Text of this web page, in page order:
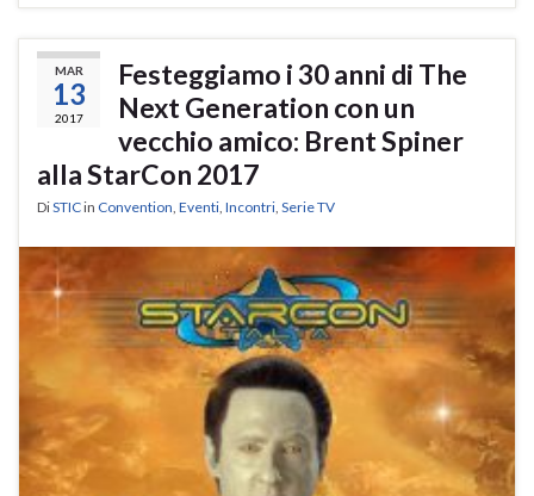
MAR
13
2017
Festeggiamo i 30 anni di The
Next Generation con un
vecchio amico: Brent Spiner
alla StarCon 2017
DiSTICin Convention, Eventi, Incontri, Serie TV